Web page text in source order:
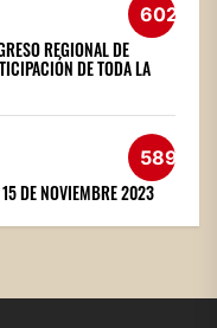
602
REGIONAL DE
DE TODA LA
589
DE NOVIEMBRE 2023